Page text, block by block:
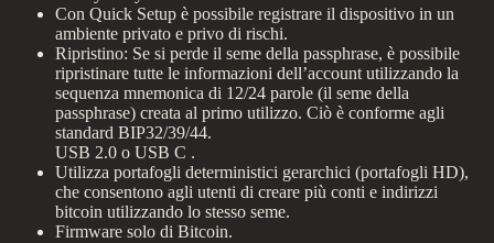
Con Quick Setup è possibile registrare il dispositivo in un
ambiente privato e privo di rischi.
Ripristino: Se si perde il seme della passphrase, è possibile
ripristinare tutte le informazioni dell’account utilizzando la
sequenza mnemonica di 12/24 parole (il seme della
passphrase) creata al primo utilizzo. Ciò è conforme agli
standard BIP32/39/44.
USB 2.0 o USB C .
Utilizza portafogli deterministici gerarchici (portafogli HD),
che consentono agli utenti di creare più conti e indirizzi
bitcoin utilizzando lo stesso seme.
Firmware solo di Bitcoin.